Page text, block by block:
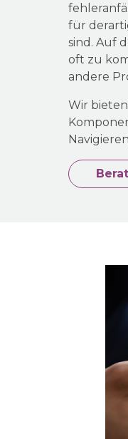
für
sind. Auf
oft zu
andere
Wir